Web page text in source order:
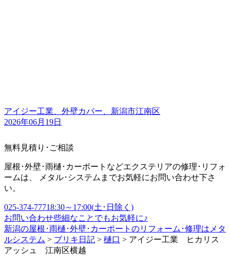
アイジー工業、外壁カバー、新潟市江南区
2026年06月19日
無料見積り･ご相談
屋根･外壁･雨樋･カーポートなどエクステリアの修理･リフォ
ームは、 メタル･システムまでお気軽にお問い合わせ下さ
い。
025-374-77718:30～17:00(土･日除く)
お問い合わせ些細なことでもお気軽に♪
新潟の屋根･雨樋･外壁･カーポートのリフォーム･修理はメタ
ルシステム > ブリキ日記 > 樋口 > アイジー工業 ヒカリス
アッシュ 江南区横越